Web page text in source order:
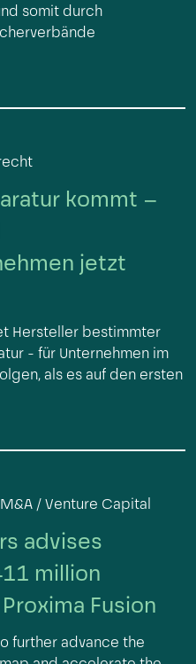
somit durch
kommt –
jetzt
Hersteller bestimmter
- für Unternehmen im
als es auf den ersten
/ Venture Capital
advises
million
Fusion
further advance the